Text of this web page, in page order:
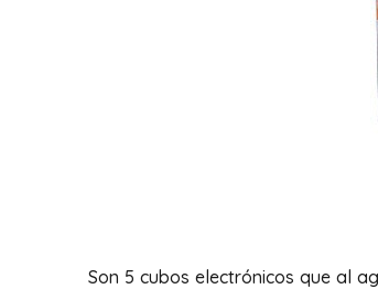
Son 5 cubos electrónicos que al